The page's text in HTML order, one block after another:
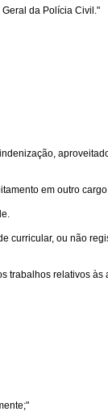
da Polícia Civil."
em outro
curricular, ou não
trabalhos relativos às